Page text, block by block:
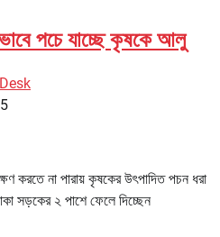
পচে যাচ্ছে কৃষকে আলু
করতে না পারায় কৃষকের উৎপাদিত পচন ধরা
সড়কের ২ পাশে ফেলে দিচ্ছেন